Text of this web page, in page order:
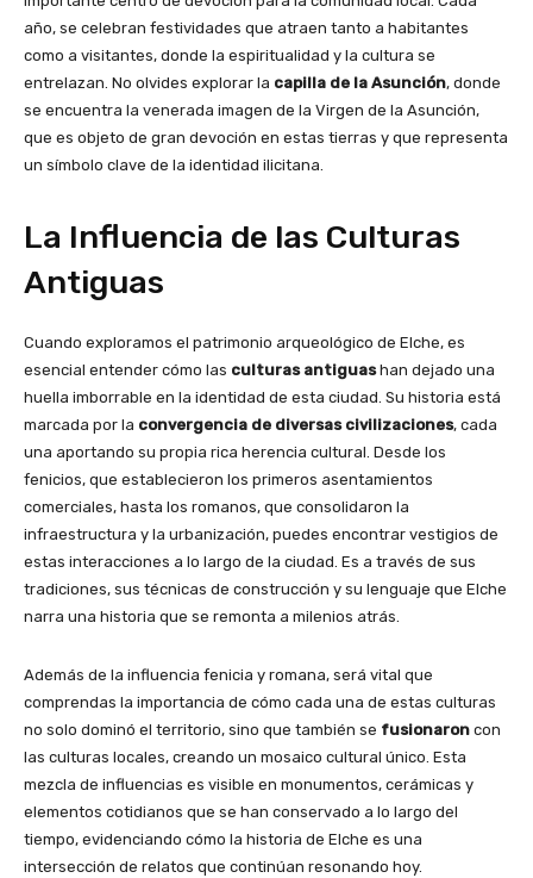
año, se celebran festividades que atraen tanto a habitantes
como a visitantes, donde la espiritualidad y la cultura se
entrelazan. No olvides explorar la capilla de la Asunción, donde
se encuentra la venerada imagen de la Virgen de la Asunción,
que es objeto de gran devoción en estas tierras y que representa
un símbolo clave de la identidad ilicitana.
La Influencia de las Culturas
Antiguas
Cuando exploramos el patrimonio arqueológico de Elche, es
esencial entender cómo las culturas antiguashan dejado una
huella imborrable en la identidad de esta ciudad. Su historia está
marcada por la convergencia de diversas civilizaciones, cada
una aportando su propia rica herencia cultural. Desde los
fenicios, que establecieron los primeros asentamientos
comerciales, hasta los romanos, que consolidaron la
infraestructura y la urbanización, puedes encontrar vestigios de
estas interacciones a lo largo de la ciudad. Es a través de sus
tradiciones, sus técnicas de construcción y su lenguaje que Elche
narra una historia que se remonta a milenios atrás.
Además de la influencia fenicia y romana, será vital que
comprendas la importancia de cómo cada una de estas culturas
no solo dominó el territorio, sino que también se fusionaron con
las culturas locales, creando un mosaico cultural único. Esta
mezcla de influencias es visible en monumentos, cerámicas y
elementos cotidianos que se han conservado a lo largo del
tiempo, evidenciando cómo la historia de Elche es una
intersección de relatos que continúan resonando hoy.